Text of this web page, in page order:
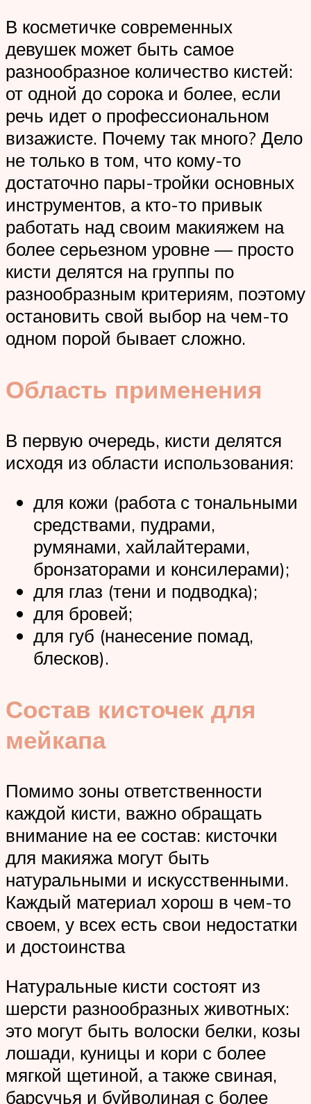
В косметичке современных
девушек может быть самое
разнообразное количество кистей:
от одной до сорока и более, если
речь идет о профессиональном
визажисте. Почему так много? Дело
не только в том, что кому-то
достаточно пары-тройки основных
инструментов, а кто-то привык
работать над своим макияжем на
более серьезном уровне — просто
кисти делятся на группы по
разнообразным критериям, поэтому
остановить свой выбор на чем-то
одном порой бывает сложно.
Область применения
В первую очередь, кисти делятся
исходя из области использования:
для кожи (работа с тональными
средствами, пудрами,
румянами, хайлайтерами,
бронзаторами и консилерами);
для глаз (тени и подводка);
для бровей;
для губ (нанесение помад,
блесков).
Состав кисточек для
мейкапа
Помимо зоны ответственности
каждой кисти, важно обращать
внимание на ее состав: кисточки
для макияжа могут быть
натуральными и искусственными.
Каждый материал хорош в чем-то
своем, у всех есть свои недостатки
и достоинства
Натуральные кисти состоят из
шерсти разнообразных животных:
это могут быть волоски белки, козы
лошади, куницы и кори с более
мягкой щетиной, а также свиная,
барсучья и буйволиная с более